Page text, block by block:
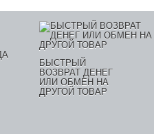
БЫСТРЫЙ
ВОЗВРАТ ДЕНЕГ
ИЛИ ОБМЕН НА
ДРУГОЙ ТОВАР